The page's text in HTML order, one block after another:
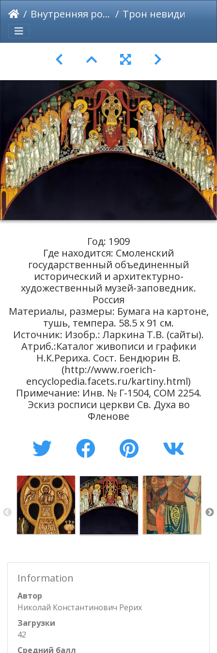
Внутренняя роспись храма Сошествия Святого Духа (1906 - 1914) Трон невидимого Бога (эскиз росписи)
Год: 1909
Где находится: Смоленский
государственный объединенный
исторический и архитектурно-
художественный музей-заповедник.
Россия
Материалы, размеры: Бумага на картоне,
тушь, темпера. 58.5 x 91 см.
Источник: Изобр.: Ларкина Т.В. (сайты).
Атриб.:Каталог живописи и графики
Н.К.Рериха. Сост. Бендюрин В.
(http://www.roerich-
encyclopedia.facets.ru/kartiny.html)
Примечание: Инв. № Г-1504, СОМ 2254.
Эскиз росписи церкви Св. Духа во
Фленове
Information
Автор
Николай Константинович Рерих
Загрузки
42
Средний балл